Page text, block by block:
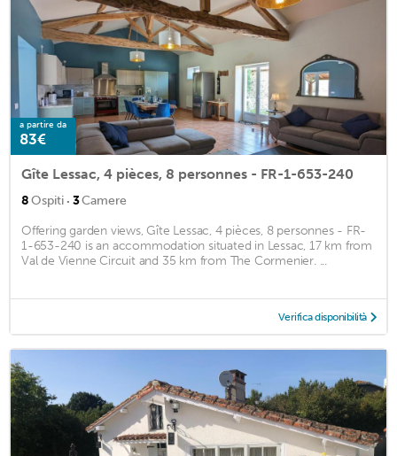
a partire da
83€
Gîte Lessac, 4 pièces, 8 personnes - FR-1-653-240
8Ospiti · 3Camere
Offering garden views, Gîte Lessac, 4 pièces, 8 personnes - FR-
1-653-240 is an accommodation situated in Lessac, 17 km from
Val de Vienne Circuit and 35 km from The Cormenier. ...
Verifica disponibilità